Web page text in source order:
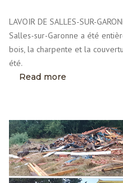
LAVOIR DE SALLES-SUR-
Salles-sur-Garonne a été
bois, la charpente et la
été.
Read more